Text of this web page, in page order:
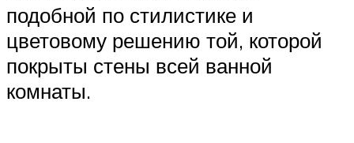
подобной по стилистике и
цветовому решению той, которой
покрыты стены всей ванной
комнаты.